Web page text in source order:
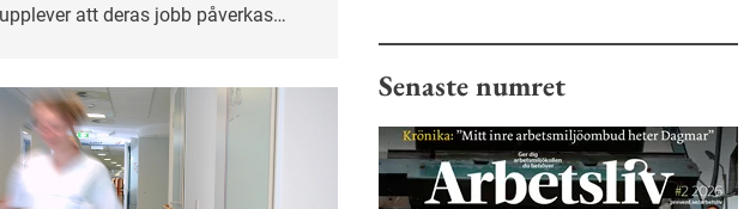
upplever att deras jobb påverkas
Senaste numret